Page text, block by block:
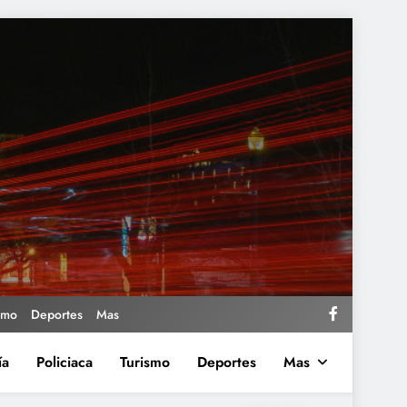
Deportes Mas
Policiaca Turismo Deportes Mas